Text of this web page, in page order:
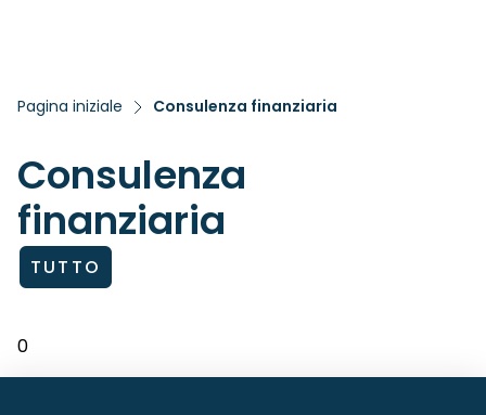
Pagina iniziale Consulenza finanziaria
Consulenza
finanziaria
TUTTO
0